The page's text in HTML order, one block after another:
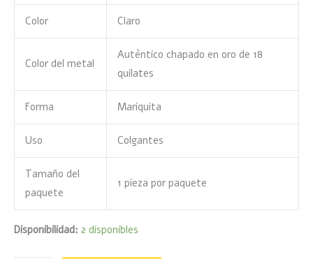
Color Claro
Color del metal
Auténtico chapado en oro de 18
quilates
Forma Mariquita
Uso Colgantes
Tamaño del
paquete
1 pieza por paquete
Disponibilidad: 2 disponibles